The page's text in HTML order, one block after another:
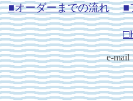
■オーダーまでの流れ ■
e-mail